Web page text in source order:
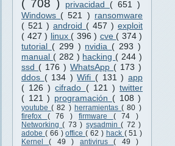
( 708 ) privacidad ( 651 )
Windows ( 521 ) ransomware
( 521 ) android ( 457 ) exploit
( 427 ) linux ( 396 ) cve ( 374 )
tutorial ( 299 ) nvidia ( 293 )
manual ( 282 ) hacking ( 244 )
ssd ( 176 ) WhatsApp ( 173 )
ddos ( 134 )Wifi ( 131 ) app
( 126 )cifrado ( 121 )twitter
( 121 ) programación ( 108 )
youtube( 82 ) herramientas( 80 )
firefox ( 76 ) firmware ( 74 )
Networking( 73 ) sysadmin( 72 )
adobe ( 66 )office( 62 ) hack ( 51 )
Kernel( 49 ) antivirus( 49 )